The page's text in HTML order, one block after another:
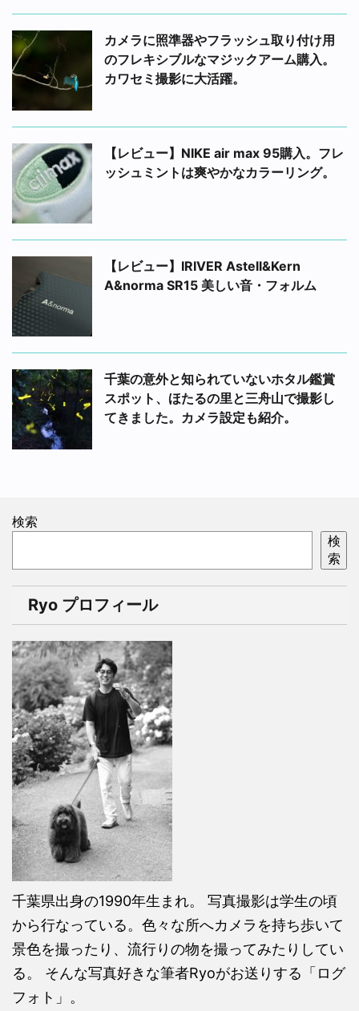
カメラに照準器やフラッシュ取り付け用
のフレキシブルなマジックアーム購入。
カワセミ撮影に大活躍。
【レビュー】NIKE air max 95購入。フレ
ッシュミントは爽やかなカラーリング。
【レビュー】IRIVER Astell&Kern
A&norma SR15 美しい音・フォルム
千葉の意外と知られていないホタル鑑賞
スポット、ほたるの里と三舟山で撮影し
てきました。カメラ設定も紹介。
検索
検
索
Ryo プロフィール
千葉県出身の1990年生まれ。 写真撮影は学生の頃
から行なっている。色々な所へカメラを持ち歩いて
景色を撮ったり、流行りの物を撮ってみたりしてい
る。 そんな写真好きな筆者Ryoがお送りする「ログ
フォト」。